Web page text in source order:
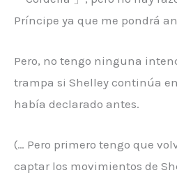
Príncipe ya que me pondrá
Pero, no tengo ninguna
trampa si Shelley continúa
había declarado antes.
(… Pero primero tengo que
captar los movimientos de